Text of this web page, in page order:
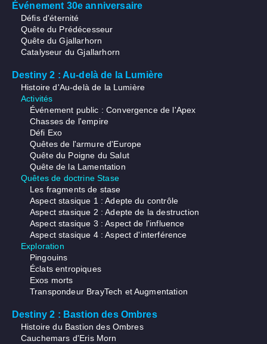
Événement 30e anniversaire
Défis d'éternité
Quête du Prédécesseur
Quête du Gjallarhorn
Catalyseur du Gjallarhorn
Destiny 2 : Au-delà de la Lumière
Histoire d'Au-delà de la Lumière
Activités
Événement public : Convergence de l'Apex
Chasses de l'empire
Défi Exo
Quêtes de l'armure d'Europe
Quête du Poigne du Salut
Quête de la Lamentation
Quêtes de doctrine Stase
Les fragments de stase
Aspect stasique 1 : Adepte du contrôle
Aspect stasique 2 : Adepte de la destruction
Aspect stasique 3 : Aspect de l'influence
Aspect stasique 4 : Aspect d'interférence
Exploration
Pingouins
Éclats entropiques
Exos morts
Transpondeur BrayTech et Augmentation
Destiny 2 : Bastion des Ombres
Histoire du Bastion des Ombres
Cauchemars d'Eris Morn